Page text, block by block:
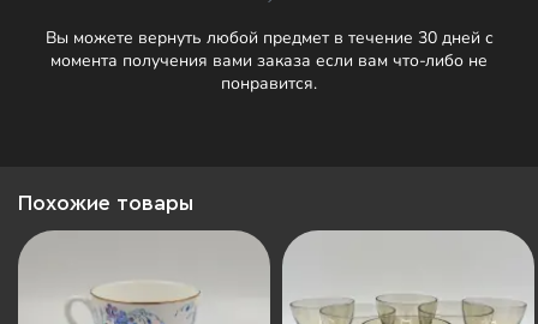
Вы можете вернуть любой предмет в течение 30 дней с
момента получения вами заказа если вам что-либо не
понравится.
Похожие товары